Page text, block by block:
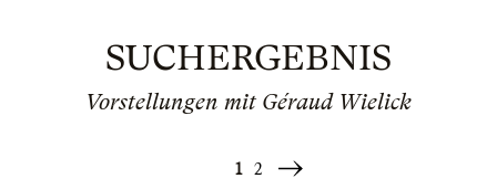
SUCHERGEBNIS
Vorstellungen mit Géraud Wielick
1 2
Weiter